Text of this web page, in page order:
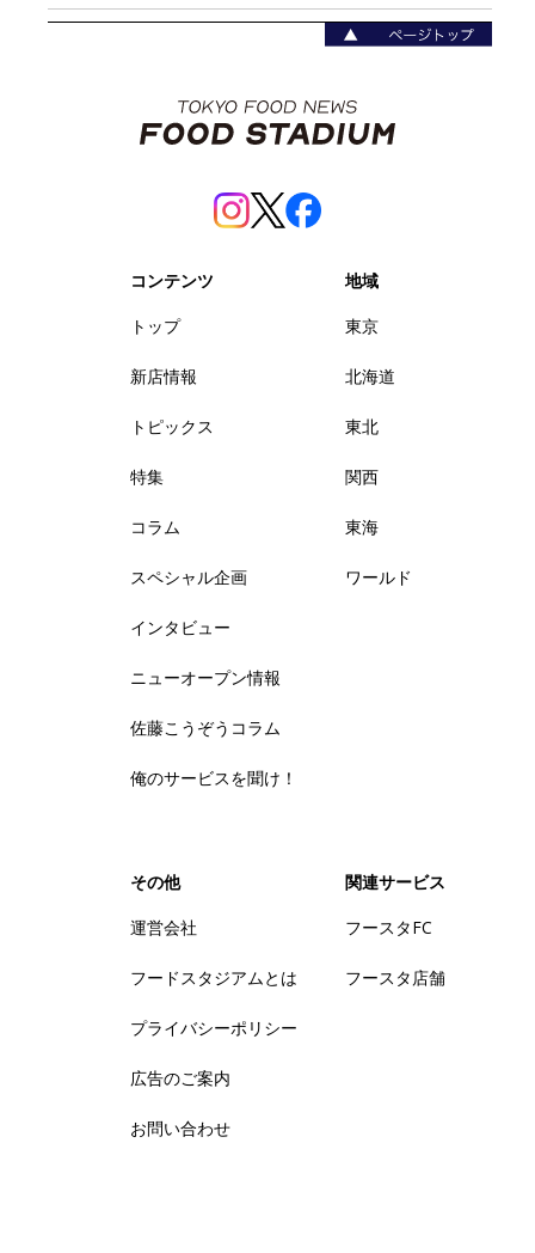
コンテンツ
トップ
新店情報
トピックス
特集
コラム
スペシャル企画
インタビュー
ニューオープン情報
佐藤こうぞうコラム
俺のサービスを聞け！
地域
東京
北海道
東北
関西
東海
ワールド
その他
運営会社
フードスタジアムとは
プライバシーポリシー
広告のご案内
お問い合わせ
関連サービス
フースタFC
フースタ店舗